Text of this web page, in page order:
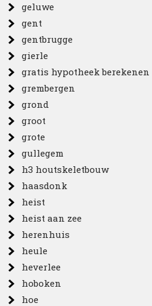
geluwe
gent
gentbrugge
gierle
gratis hypotheek berekenen
grembergen
grond
groot
grote
gullegem
h3 houtskeletbouw
haasdonk
heist
heist aan zee
herenhuis
heule
heverlee
hoboken
hoe